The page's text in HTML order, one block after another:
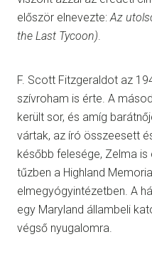
először elnevezte:Az
the Last Tycoon).
F. Scott Fitzgeraldot az
szívroham is érte. A
került sor, és amíg
vártak, az író összeesett
később felesége, Zelma
tűzben a Highland
elmegyógyintézetben. A
egy Maryland állambeli
végső nyugalomra.